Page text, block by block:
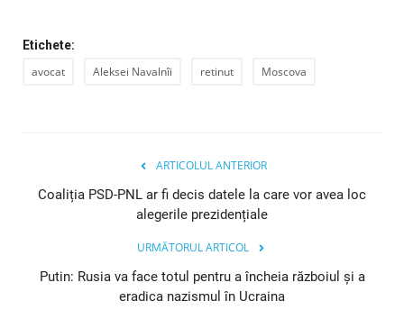
Etichete:
avocat Aleksei Navalnîi retinut Moscova
ARTICOLUL ANTERIOR
Coaliția PSD-PNL ar fi decis datele la care vor avea loc
alegerile prezidențiale
URMĂTORUL ARTICOL
Putin: Rusia va face totul pentru a încheia războiul şi a
eradica nazismul în Ucraina